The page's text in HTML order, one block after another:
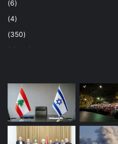
(6)
(4)
(350)
(1٬039)
(3)
(16)
(24)
(12)